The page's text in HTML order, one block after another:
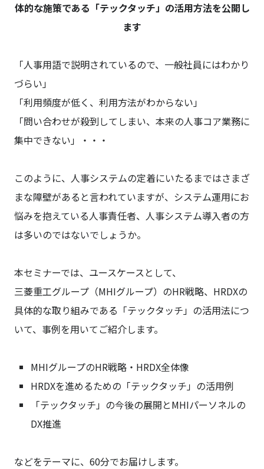
体的な施策である「テックタッチ」の活用方法を公開し
ます
「人事用語で説明されているので、一般社員にはわかり
づらい」
「利用頻度が低く、利用方法がわからない」
「問い合わせが殺到してしまい、本来の人事コア業務に
集中できない」・・・
このように、人事システムの定着にいたるまではさまざ
まな障壁があると言われていますが、システム運用にお
悩みを抱えている人事責任者、人事システム導入者の方
は多いのではないでしょうか。
本セミナーでは、ユースケースとして、
三菱重工グループ（MHIグループ）のHR戦略、HRDXの
具体的な取り組みである「テックタッチ」の活用法につ
いて、事例を用いてご紹介します。
MHIグループのHR戦略・HRDX全体像
HRDXを進めるための「テックタッチ」の活用例
「テックタッチ」の今後の展開とMHIパーソネルの
DX推進
などをテーマに、60分でお届けします。